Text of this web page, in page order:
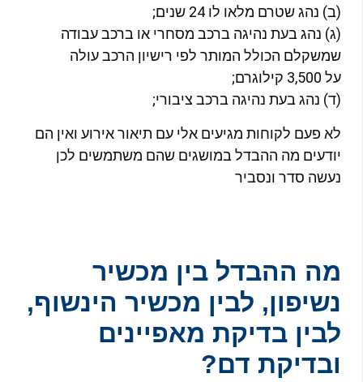
נהג שטרם מלאו לו 24 שנים;
נהג בעת נהיגה ברכב מסחרי או ברכב עבודה
הכולל המותר לפי רישיון הרכב עולה
נהג בעת נהיגה ברכב ציבורי;
פעם לקוחות מגיעים אלי עם תיאור אירוע ואין הם
מה ההבדל במושגים שהם משתמשים לכן
סדר ונסביר
ההבדל בין מכשיר
לבין מכשיר הינשוף,
בדיקת מאפיינים
דם?